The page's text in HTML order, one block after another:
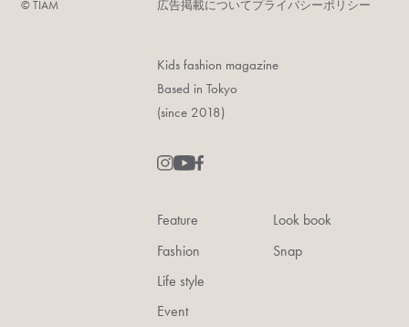
©︎ TIAM 広告掲載についてプライバシーポリシー
Kids fashion magazine
Based in Tokyo
(since 2018)
Feature
Fashion
Life style
Event
Look book
Snap